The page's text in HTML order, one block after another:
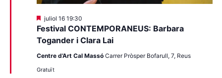
Festival CONTEMPORANEUS: Barbara
Togander i Clara Lai
Destacats
juliol 16 19:30
Centre d’Art Cal Massó Carrer Pròsper Bofarull, 7, Reus
Gratuït